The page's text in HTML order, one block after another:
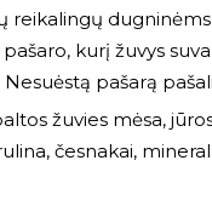
reikalingų
kurį žuvys
Nesuėstą pašarą
žuvies mėsa,
česnakai,